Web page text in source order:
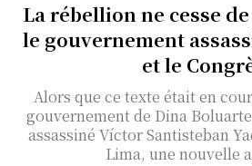
La rébellion ne cesse
le gouvernement
et le
Alors que ce texte était en
gouvernement de Dina
assassiné Víctor Santisteban
Lima, une nouvelle